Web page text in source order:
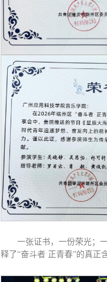
一张证书，一份荣光；
释了“奋斗者 正青春”的真正